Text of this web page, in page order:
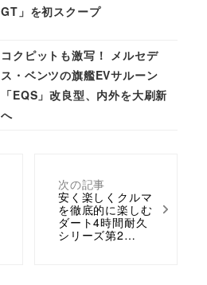
次の記事
安く楽しくクルマ
を徹底的に楽しむ
ダート4時間耐久
シリーズ第2…
GT」を初スクープ
コクピットも激写！ メルセデ
ス・ベンツの旗艦EVサルーン
「EQS」改良型、内外を大刷新
へ